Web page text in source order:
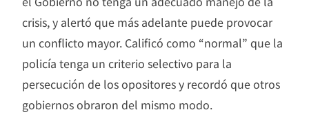
crisis, y alertó que más adelante puede provocar
un conflicto mayor. Calificó como “normal” que la
policía tenga un criterio selectivo para la
persecución de los opositores y recordó que otros
gobiernos obraron del mismo modo.